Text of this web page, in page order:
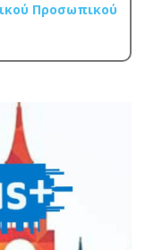
Προσωπικού